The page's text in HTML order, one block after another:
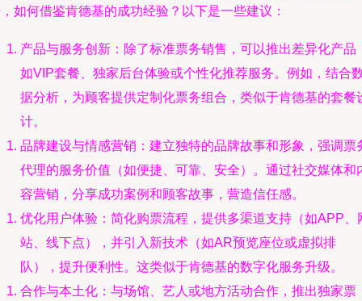
如何借鉴肯德基的成功经验？以下是一些建议：
产品与服务创新：除了标准票务销售，可以推出差异化产品
如VIP套餐、独家后台体验或个性化推荐服务。例如，结合
据分析，为顾客提供定制化票务组合，类似于肯德基的套餐
计。
品牌建设与情感营销：建立独特的品牌故事和形象，强调票
代理的服务价值（如便捷、可靠、安全）。通过社交媒体和
容营销，分享成功案例和顾客故事，营造信任感。
优化用户体验：简化购票流程，提供多渠道支持（如APP、
站、线下点），并引入新技术（如AR预览座位或虚拟排
队），提升便利性。这类似于肯德基的数字化服务升级。
合作与本土化：与场馆、艺人或地方活动合作，推出独家票